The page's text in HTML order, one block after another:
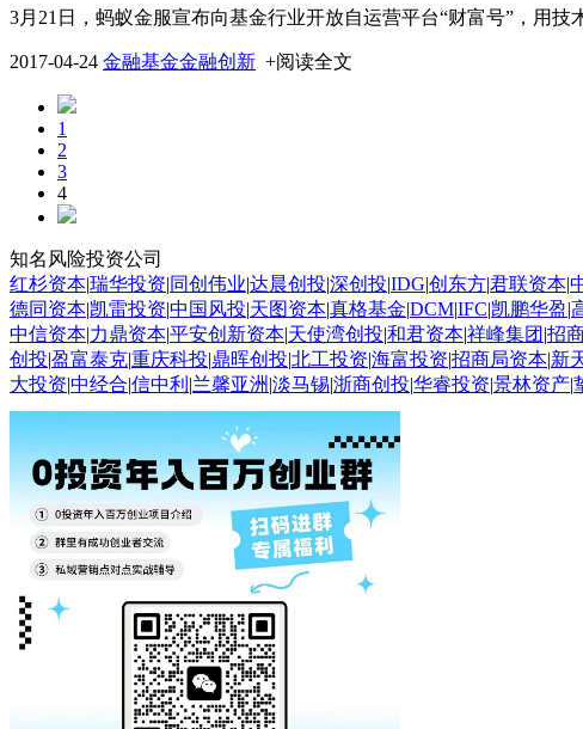
3月21日，蚂蚁金服宣布向基金行业开放自运营平台“财富号”，用
2017-04-24 金融基金金融创新 +阅读全文
1
2
3
4
知名风险投资公司
红杉资本|瑞华投资|同创伟业|达晨创投|深创投|IDG|创东方|君联资本|
德同资本|凯雷投资|中国风投|天图资本|真格基金|DCM|IFC|凯鹏华盈|
中信资本|力鼎资本|平安创新资本|天使湾创投|和君资本|祥峰集团 |招
创投|盈富泰克|重庆科投|鼎晖创投|北工投资|海富投资|招商局资本|新
大投资|中经合|信中利 |兰馨亚洲 |淡马锡|浙商创投|华睿投资|景林资产|